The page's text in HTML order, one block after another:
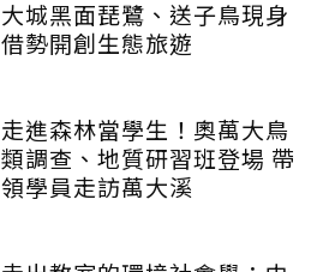
大城黑面琵鷺、送子鳥現身
借勢開創生態旅遊
走進森林當學生！奧萬大鳥
類調查、地質研習班登場 帶
領學員走訪萬大溪